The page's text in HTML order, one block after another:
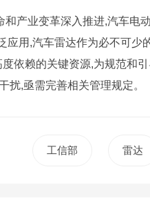
产业变革深入推进,汽车电
应用,汽车雷达作为必不可少
依赖的关键资源,为规范和
扰,亟需完善相关管理规定。
工信部 雷达